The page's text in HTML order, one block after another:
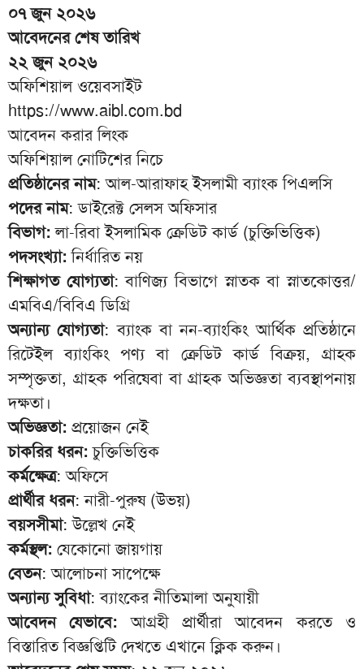
০৭ জুন ২০২৬
আবেদনের শেষ তারিখ
২২ জুন ২০২৬
অফিশিয়াল ওয়েবসাইট
https://www.aibl.com.bd
আবেদন করার লিংক
অফিশিয়াল নোটিশের নিচে
প্রতিষ্ঠানের নাম: আল-আরাফাহ ইসলামী ব্যাংক পিএলসি
পদের নাম: ডাইরেক্ট সেলস অফিসার
বিভাগ:লা-রিবা ইসলামিক ক্রেডিট কার্ড (চুক্তিভিত্তিক)
পদসংখ্যা: নির্ধারিত নয়
শিক্ষাগত যোগ্যতা: বাণিজ্য বিভাগে স্নাতক বা স্নাতকোত্তর/
এমবিএ/বিবিএ ডিগ্রি
অন্যান্য যোগ্যতা: ব্যাংক বা নন-ব্যাংকিং আর্থিক প্রতিষ্ঠানে
রিটেইল ব্যাংকিং পণ্য বা ক্রেডিট কার্ড বিক্রয়, গ্রাহক
সম্পৃক্ততা, গ্রাহক পরিষেবা বা গ্রাহক অভিজ্ঞতা ব্যবস্থাপনায়
দক্ষতা।
অভিজ্ঞতা: প্রয়োজন নেই
চাকরির ধরন: চুক্তিভিত্তিক
কর্মক্ষেত্র: অফিসে
প্রার্থীর ধরন: নারী-পুরুষ (উভয়)
বয়সসীমা: উল্লেখ নেই
কর্মস্থল: যেকোনো জায়গায়
বেতন: আলোচনা সাপেক্ষে
অন্যান্য সুবিধা: ব্যাংকের নীতিমালা অনুযায়ী
আবেদন যেভাবে: আগ্রহী প্রার্থীরা আবেদন করতে ও
বিস্তারিত বিজ্ঞপ্তিটি দেখতে এখানেক্লিক করুন।